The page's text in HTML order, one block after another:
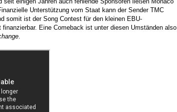
Unterstützung vom Staat kann der Sender TMC
somit ist der Song Contest für den kleinen EBU-
finanzierbar. Eine Comeback ist unter diesen Umständen also